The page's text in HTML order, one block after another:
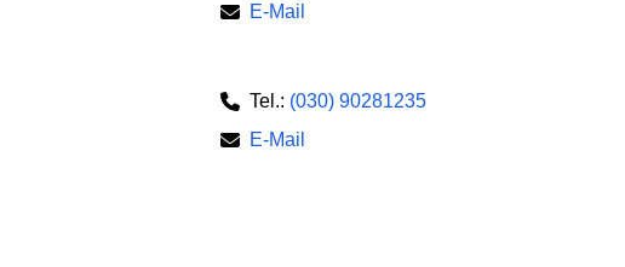
E-Mail
Tel.: (030) 90281235
E-Mail